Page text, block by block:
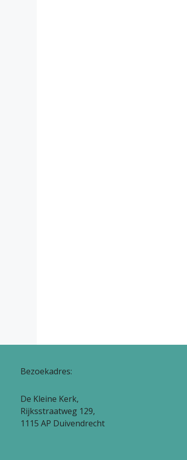
Bezoekadres:
De Kleine Kerk,
Rijksstraatweg 129,
1115 AP Duivendrecht